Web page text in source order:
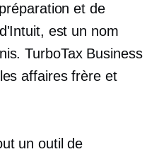
et de
est un nom
TurboTax Business
affairesfrère et
un outil de